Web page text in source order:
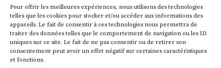
Pour offrir les meilleures expériences, nous utilisons des technologies
telles que les cookies pour stocker et/ou accéder aux informations des
appareils. Le fait de consentir à ces technologies nous permettra de
traiter des données telles que le comportement de navigation ou les ID
uniques sur ce site. Le fait de ne pas consentir ou de retirer son
consentement peut avoir un effet négatif sur certaines caractéristiques
et fonctions.
d’autres activités culturelles de
la Petite Cité de Caractère. Par
exemple, l’installationCochon
Charbons’inscrit comme en
« off » du festival d’Auzon 2026
Suivez toute l'actu de Strada